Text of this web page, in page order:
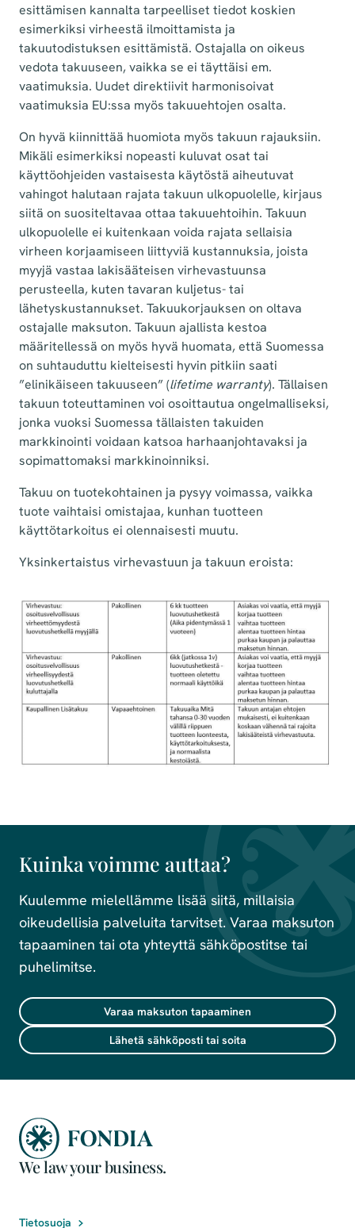
esittämisen kannalta tarpeelliset tiedot koskien
esimerkiksi virheestä ilmoittamista ja
takuutodistuksen esittämistä. Ostajalla on oikeus
vedota takuuseen, vaikka se ei täyttäisi em.
vaatimuksia. Uudet direktiivit harmonisoivat
vaatimuksia EU:ssa myös takuuehtojen osalta.
On hyvä kiinnittää huomiota myös takuun rajauksiin.
Mikäli esimerkiksi nopeasti kuluvat osat tai
käyttöohjeiden vastaisesta käytöstä aiheutuvat
vahingot halutaan rajata takuun ulkopuolelle, kirjaus
siitä on suositeltavaa ottaa takuuehtoihin. Takuun
ulkopuolelle ei kuitenkaan voida rajata sellaisia
virheen korjaamiseen liittyviä kustannuksia, joista
myyjä vastaa lakisääteisen virhevastuunsa
perusteella, kuten tavaran kuljetus- tai
lähetyskustannukset. Takuukorjauksen on oltava
ostajalle maksuton. Takuun ajallista kestoa
määritellessä on myös hyvä huomata, että Suomessa
on suhtauduttu kielteisesti hyvin pitkiin saati
”elinikäiseen takuuseen” (lifetime warranty). Tällaisen
takuun toteuttaminen voi osoittautua ongelmalliseksi,
jonka vuoksi Suomessa tällaisten takuiden
markkinointi voidaan katsoa harhaanjohtavaksi ja
sopimattomaksi markkinoinniksi.
Takuu on tuotekohtainen ja pysyy voimassa, vaikka
tuote vaihtaisi omistajaa, kunhan tuotteen
käyttötarkoitus ei olennaisesti muutu.
Yksinkertaistus virhevastuun ja takuun eroista:
Kuinka voimme auttaa?
Kuulemme mielellämme lisää siitä, millaisia
oikeudellisia palveluita tarvitset. Varaa maksuton
tapaaminen tai ota yhteyttä sähköpostitse tai
puhelimitse.
Varaa maksuton tapaaminen
Lähetä sähköposti tai soita
We law your business.
Tietosuoja